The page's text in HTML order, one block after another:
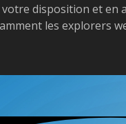
disposition et en
les explorers